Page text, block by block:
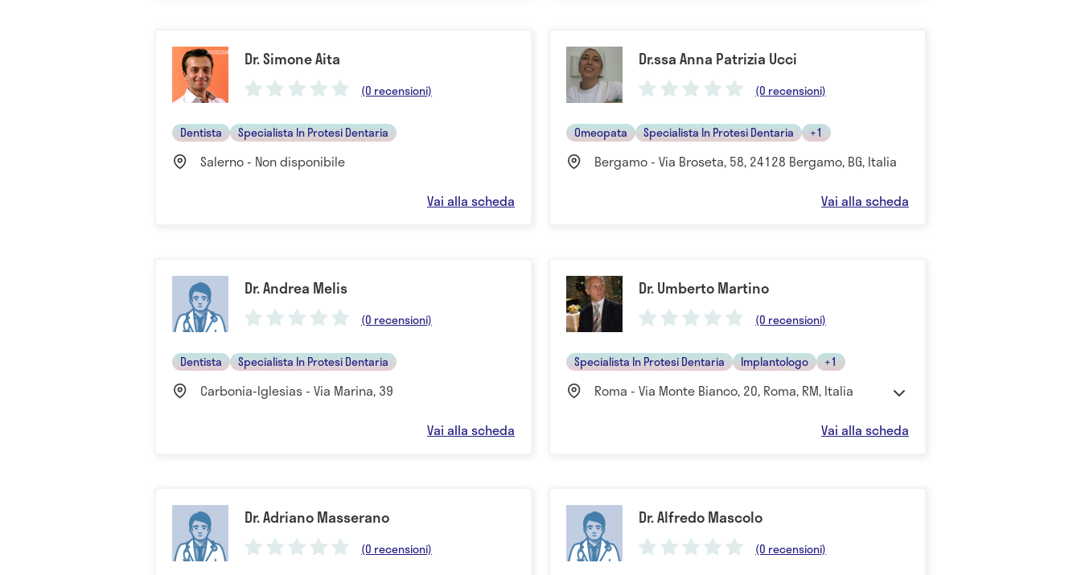
Dr. Simone Aita
(0 recensioni)
Dentista Specialista In Protesi Dentaria
Salerno - Non disponibile
Vai alla scheda
Dr.ssa Anna Patrizia Ucci
(0 recensioni)
Omeopata Specialista In Protesi Dentaria +1
Bergamo - Via Broseta, 58, 24128 Bergamo, BG, Italia
Vai alla scheda
Dr. Andrea Melis
(0 recensioni)
Dentista Specialista In Protesi Dentaria
Carbonia-Iglesias - Via Marina, 39
Vai alla scheda
Dr. Umberto Martino
(0 recensioni)
Specialista In Protesi Dentaria Implantologo +1
Roma - Via Monte Bianco, 20, Roma, RM, Italia
Vai alla scheda
Dr. Adriano Masserano
(0 recensioni)
Dr. Alfredo Mascolo
(0 recensioni)